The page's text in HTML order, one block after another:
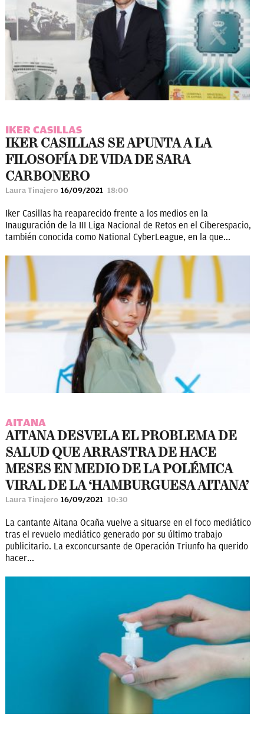
IKER CASILLAS
IKER CASILLAS SE APUNTA A LA
FILOSOFÍA DE VIDA DE SARA
CARBONERO
Laura Tinajero 16/09/2021 18:00
Iker Casillas ha reaparecido frente a los medios en la
Inauguración de la III Liga Nacional de Retos en el Ciberespacio,
también conocida como National CyberLeague, en la que...
AITANA
AITANA DESVELA EL PROBLEMA DE
SALUD QUE ARRASTRA DE HACE
MESES EN MEDIO DE LA POLÉMICA
VIRAL DE LA ‘HAMBURGUESA AITANA’
Laura Tinajero 16/09/2021 10:30
La cantante Aitana Ocaña vuelve a situarse en el foco mediático
tras el revuelo mediático generado por su último trabajo
publicitario. La exconcursante de Operación Triunfo ha querido
hacer...